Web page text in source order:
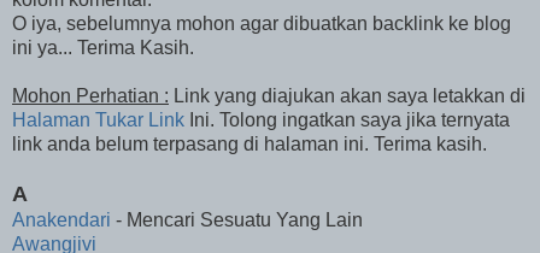
O iya, sebelumnya mohon agar dibuatkan backlink ke blog
ini ya... Terima Kasih.
Mohon Perhatian : Link yang diajukan akan saya letakkan di
Halaman Tukar Link Ini. Tolong ingatkan saya jika ternyata
link anda belum terpasang di halaman ini. Terima kasih.
A
Anakendari - Mencari Sesuatu Yang Lain
Awangjivi